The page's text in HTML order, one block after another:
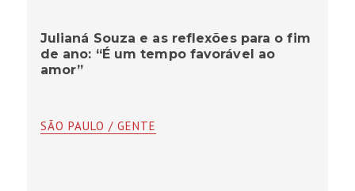
Julianá Souza e as reflexões para o fim
de ano: “É um tempo favorável ao
amor”
SÃO PAULO / GENTE